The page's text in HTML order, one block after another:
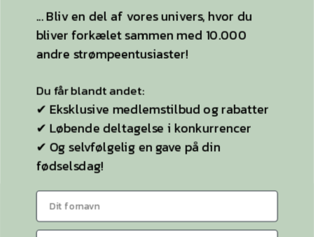
Strømpebukser
Plussize
Selvsiddende strømper
Ideen til StyleLegs
Bag Stylelegs
Sitemap
KONTAKT OS
KUN NØDVENDIGE
... Bliv en del af vores univers, hvor du
bliver forkælet sammen med 10.000
andre strømpeentusiaster!
Du får blandt andet:
✔ Eksklusive medlemstilbud og rabatter
✔ Løbende deltagelse i konkurrencer
✔ Og selvfølgelig en gave på din
fødselsdag!